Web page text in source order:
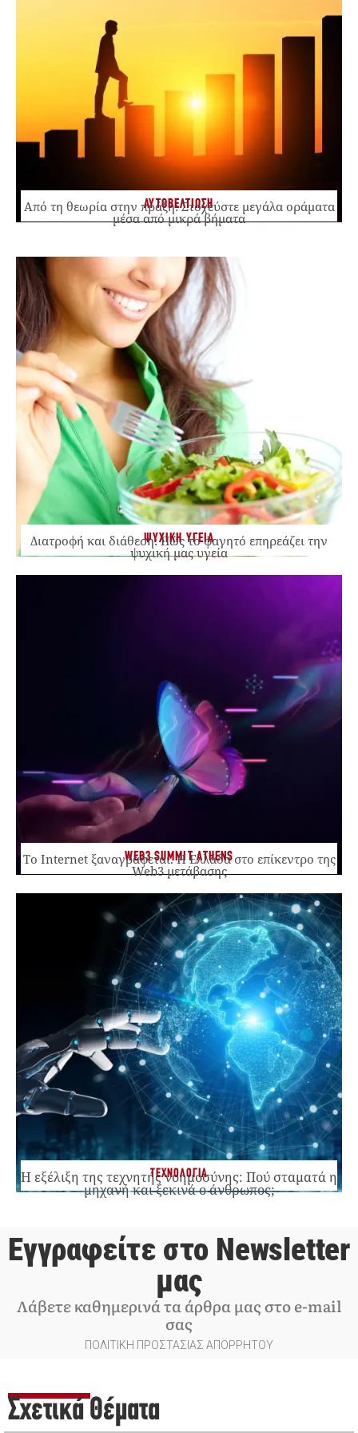
ΑΥΤΟΒΕΛΤΙΩΣΗ
Από τη θεωρία στην πράξη: Στοχεύστε μεγάλα οράματα
μέσα από μικρά βήματα
ΨΥΧΙΚΗ ΥΓΕΙΑ
Διατροφή και διάθεση: Πώς το φαγητό επηρεάζει την
ψυχική μας υγεία
WEB3 SUMMIT ATHENS
Το Internet ξαναγράφεται. Η Ελλάδα στο επίκεντρο της
Web3 μετάβασης
ΤΕΧΝΟΛΟΓΙΑ
Η εξέλιξη της τεχνητής νοημοσύνης: Πού σταματά η
μηχανή και ξεκινά ο άνθρωπος;
Εγγραφείτε στο Newsletter
μας
Λάβετε καθημερινά τα άρθρα μας στο e-mail
σας
ΠΟΛΙΤΙΚΗ ΠΡΟΣΤΑΣΙΑΣ ΑΠΟΡΡΗΤΟΥ
Σχετικά Θέματα